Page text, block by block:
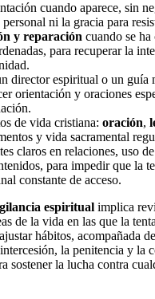
cuando aparece, sin
ni la gracia para
y reparación cuando se ha
para recuperar la
director espiritual o un guía
orientación y oraciones
de vida cristiana: oración,
y vida sacramental
claros en relaciones, uso
para impedir que la
constante de acceso.
espiritual implica
de la vida en las que la
hábitos, acompañada
la penitencia y la
sostener la lucha contra